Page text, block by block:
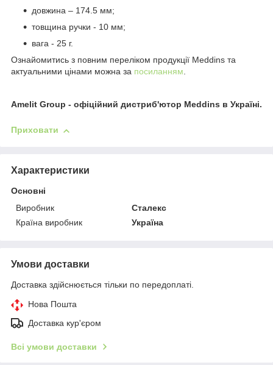
довжина – 174.5 мм;
товщина ручки - 10 мм;
вага - 25 г.
Ознайомитись з повним переліком продукції Meddins та
актуальними цінами можна за посиланням.
Amelit Group - офіційний дистриб'ютор Meddins в Україні.
Приховати
Характеристики
Основні
Виробник
Сталекс
Країна виробник
Україна
Умови доставки
Доставка здійснюється тільки по передоплаті.
Нова Пошта
Доставка кур'єром
Всі умови доставки